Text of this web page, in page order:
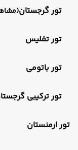
تور گرجستان
تور تفلیس
تور باتومی
تور ترکیبی
تور ارمنستان